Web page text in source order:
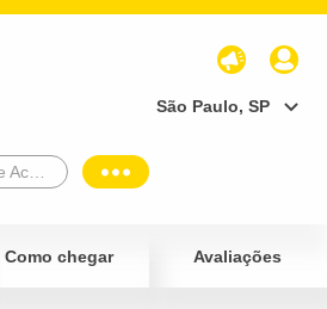
São Paulo, SP
Como chegar Avaliações